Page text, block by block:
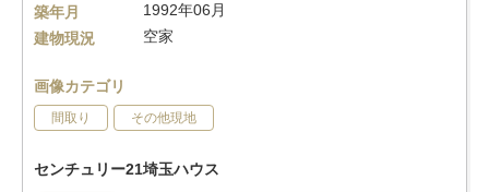
築年月
1992年06月
建物現況
空家
画像カテゴリ
間取り その他現地
センチュリー21埼玉ハウス